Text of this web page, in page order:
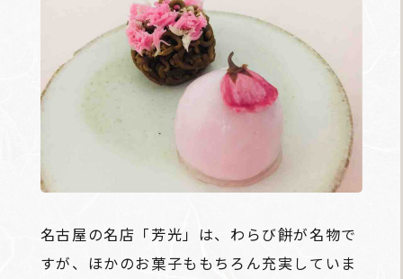
名古屋の名店「芳光」は、わらび餅が名物で
すが、ほかのお菓子ももちろん充実していま